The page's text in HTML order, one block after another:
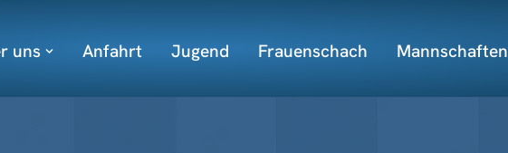
uns Anfahrt Jugend Frauenschach Mannschaften